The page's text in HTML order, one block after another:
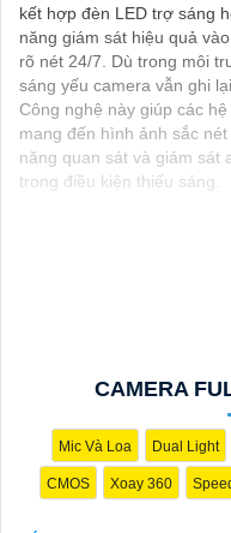
kết hợp đèn LED trợ sáng
năng giám sát hiệu quả
rõ nét 24/7. Dù trong môi
sáng yếu camera vẫn ghi
Công nghệ này giúp các
mang đến hình ảnh sắc
năng quan sát và giám sát
trong điều kiện thiếu sáng.
ánh sáng ban đêm tốt để
**Vị trí lắp camera**:
chiến lược để quan sát
các khu vực tiềm ẩn nguy
vực có giá trị, v.v.
CAMERA
Mic Và Loa Dual Light
CMOS Xoay 360